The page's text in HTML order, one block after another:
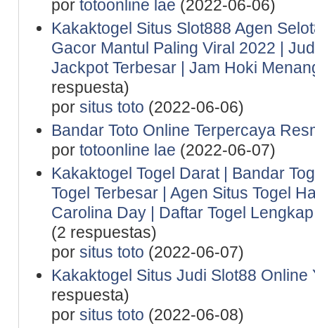
por totoonline lae (2022-06-06)
Kakaktogel Situs Slot888 Agen
Gacor Mantul Paling Viral 2022 |
Jackpot Terbesar | Jam Hoki
respuesta)
por situs toto (2022-06-06)
Bandar Toto Online Terpercaya
por totoonline lae (2022-06-07)
Kakaktogel Togel Darat | Bandar
Togel Terbesar | Agen Situs Togel
Carolina Day | Daftar Togel
(2 respuestas)
por situs toto (2022-06-07)
Kakaktogel Situs Judi Slot88 Online
respuesta)
por situs toto (2022-06-08)